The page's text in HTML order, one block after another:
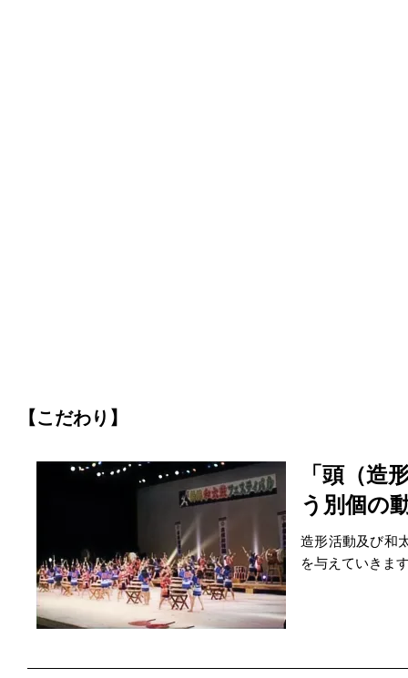
【こだわり】
「頭（造
う別個の
造形活動及び和
を与えていきま